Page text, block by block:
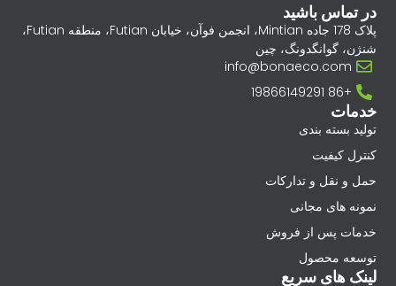
خدمات
تولید بسته بندی
کنترل کیفیت
حمل و نقل و تدارکات
نمونه های مجانی
خدمات پس از فروش
توسعه محصول
لینک های سریع
در تماس باشید
پلاک 178 جاده Mintian، انجمن فوآن، خیابان Futian، منطقه Futian،
شنژن، گوانگدونگ، چین
info@bonaeco.com
+86 19866149291